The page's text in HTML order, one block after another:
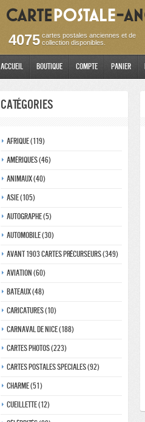
4075 cartes postales anciennes et de
collection disponibles.
Accueil Boutique Compte Panier
Catégories
Afrique (119)
Amériques (46)
Animaux (40)
Asie (105)
Autographe (5)
Automobile (30)
Avant 1903 Cartes précurseurs (349)
Aviation (60)
Bateaux (48)
Caricatures (10)
Carnaval de nice (188)
Cartes photos (223)
Cartes postales speciales (92)
Charme (51)
Cueillette (12)